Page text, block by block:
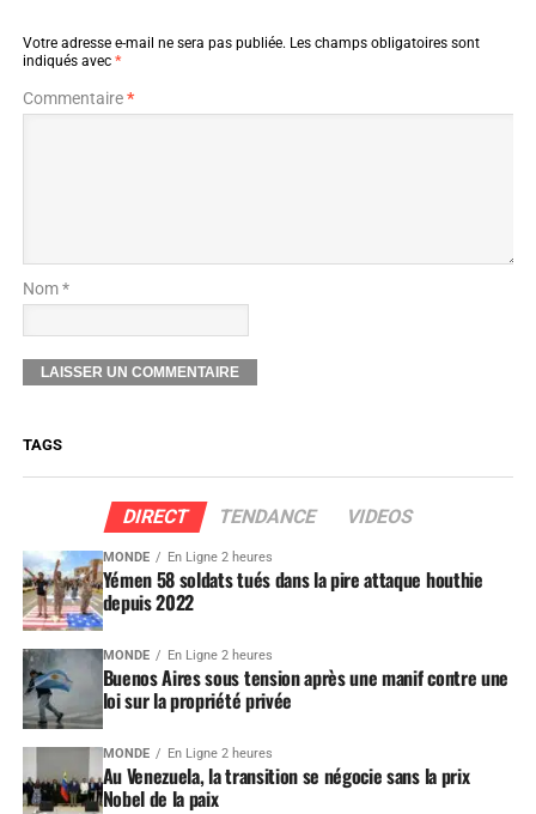
Votre adresse e-mail ne sera pas publiée. Les champs obligatoires sont
indiqués avec *
Commentaire*
Nom *
TAGS
DIRECT TENDANCE VIDEOS
MONDE En Ligne 2 heures
Yémen 58 soldats tués dans la pire attaque houthie
depuis 2022
MONDE En Ligne 2 heures
Buenos Aires sous tension après une manif contre une
loi sur la propriété privée
MONDE En Ligne 2 heures
Au Venezuela, la transition se négocie sans la prix
Nobel de la paix